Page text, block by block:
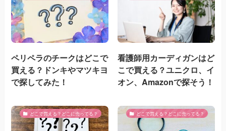
ペリペラのチークはどこで
買える？ドンキやマツキヨ
で探してみた！
看護師用カーディガンはど
こで買える？ユニクロ、イ
オン、Amazonで探そう！
どこで買える？どこに売ってる？ どこで買える？どこに売ってる？